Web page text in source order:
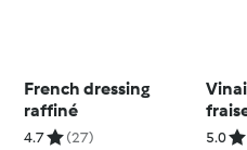
French dressing
raffiné
4.7 (27) 5.0